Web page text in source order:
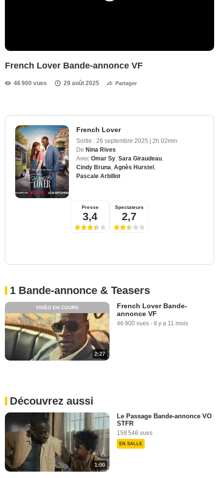
French Lover Bande-annonce VF
46 900 vues 29 août 2025 Partager
French Lover
Sortie : 26 septembre 2025 | 2h 02min
De Nina Rives
Avec Omar Sy Sara Giraudeau
Cindy Bruna Agnès Hurstel
Pascale Arbillot
Presse
3,4
Spectateurs
2,7
1 Bande-annonce & Teasers
2:27
VIDÉO EN COURS
French Lover Bande-
annonce VF
46 900 vues - Il y a 11 mois
Découvrez aussi
1:00
Le Passage Bande-annonce VO
STFR
158 546 vues
EN SALLE